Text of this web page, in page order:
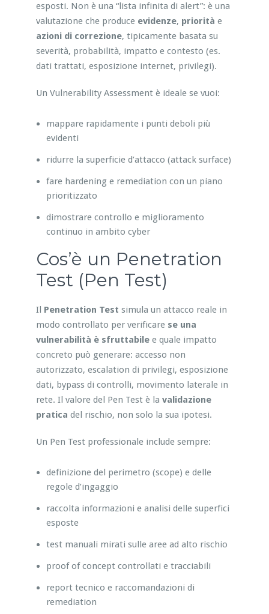
esposti. Non è una “lista infinita di alert”: è una
valutazione che produce evidenze, priorità e
azioni di correzione, tipicamente basata su
severità, probabilità, impatto e contesto (es.
dati trattati, esposizione internet, privilegi).
Un Vulnerability Assessment è ideale se vuoi:
mappare rapidamente i punti deboli più
evidenti
ridurre la superficie d’attacco (attack surface)
fare hardening e remediation con un piano
prioritizzato
dimostrare controllo e miglioramento
continuo in ambito cyber
Cos’è un Penetration
Test (Pen Test)
Il Penetration Test simula un attacco reale in
modo controllato per verificare se una
vulnerabilità è sfruttabilee quale impatto
concreto può generare: accesso non
autorizzato, escalation di privilegi, esposizione
dati, bypass di controlli, movimento laterale in
rete. Il valore del Pen Test è la validazione
pratica del rischio, non solo la sua ipotesi.
Un Pen Test professionale include sempre:
definizione del perimetro (scope) e delle
regole d’ingaggio
raccolta informazioni e analisi delle superfici
esposte
test manuali mirati sulle aree ad alto rischio
proof of concept controllati e tracciabili
report tecnico e raccomandazioni di
remediation